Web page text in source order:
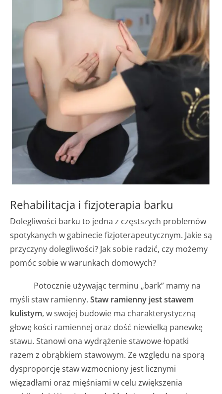
Rehabilitacja i fizjoterapia barku
Dolegliwości barku to jedna z częstszych problemów
spotykanych w gabinecie fizjoterapeutycznym. Jakie są
przyczyny dolegliwości? Jak sobie radzić, czy możemy
pomóc sobie w warunkach domowych?
Potocznie używając terminu „bark” mamy na
myśli staw ramienny. Staw ramienny jest stawem
kulistym, w swojej budowie ma charakterystyczną
głowę kości ramiennej oraz dość niewielką panewkę
stawu. Stanowi ona wydrążenie stawowe łopatki
razem z obrąbkiem stawowym. Ze względu na sporą
dysproporcję staw wzmocniony jest licznymi
więzadłami oraz mięśniami w celu zwiększenia